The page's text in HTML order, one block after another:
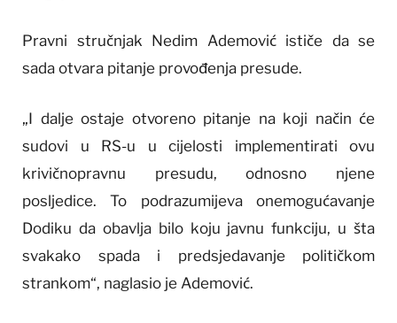
Pravni stručnjak Nedim Ademović ističe da se
sada otvara pitanje provođenja presude.
„I dalje ostaje otvoreno pitanje na koji način će
sudovi u RS-u u cijelosti implementirati ovu
krivičnopravnu presudu, odnosno njene
posljedice. To podrazumijeva onemogućavanje
Dodiku da obavlja bilo koju javnu funkciju, u šta
svakako spada i predsjedavanje političkom
strankom“, naglasio je Ademović.